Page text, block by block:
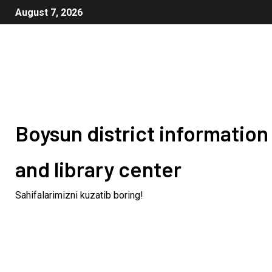
August 7, 2026
Boysun district information
and library center
Sahifalarimizni kuzatib boring!